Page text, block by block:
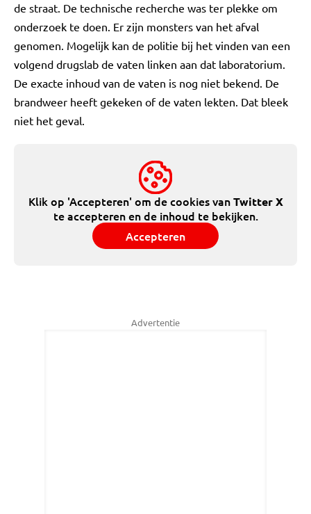
de straat. De technische recherche was ter plekke om
onderzoek te doen. Er zijn monsters van het afval
genomen. Mogelijk kan de politie bij het vinden van een
volgend drugslab de vaten linken aan dat laboratorium.
De exacte inhoud van de vaten is nog niet bekend. De
brandweer heeft gekeken of de vaten lekten. Dat bleek
niet het geval.
Klik op 'Accepteren' om de cookies vanTwitter X
te accepteren en de inhoud te bekijken.
Accepteren
Advertentie